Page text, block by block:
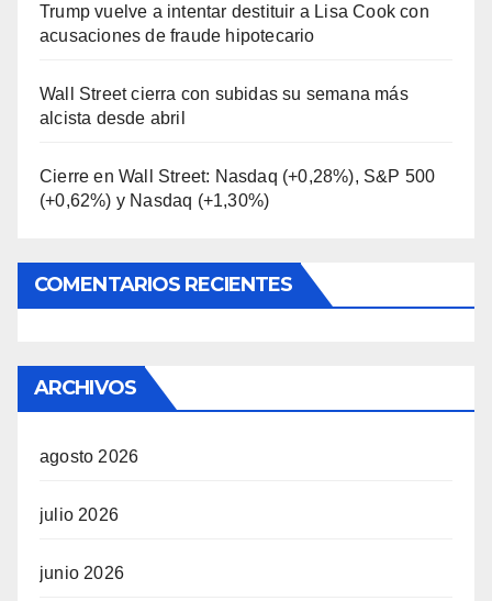
Trump vuelve a intentar destituir a Lisa Cook con
acusaciones de fraude hipotecario
Wall Street cierra con subidas su semana más
alcista desde abril
Cierre en Wall Street: Nasdaq (+0,28%), S&P 500
(+0,62%) y Nasdaq (+1,30%)
COMENTARIOS RECIENTES
ARCHIVOS
agosto 2026
julio 2026
junio 2026